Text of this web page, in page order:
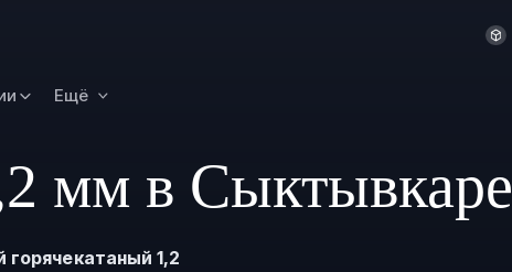
Ещё
Рязань
Самара
мм в Сыктывкаре
горячекатаный 1,2